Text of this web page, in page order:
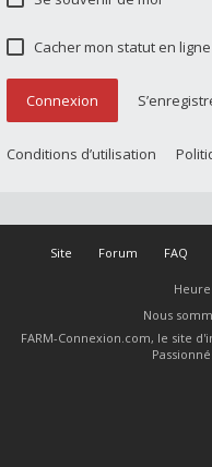
Cacher mon statut en
Connexion
Conditions d’utilisation
Site Forum FAQ
Nous
FARM-Connexion.com, le site